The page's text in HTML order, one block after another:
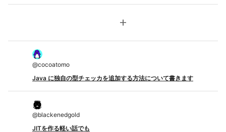
add
@cocoatomo
Java に独自の型チェッカを追加する方法について書きます
@blackenedgold
JITを作る軽い話でも